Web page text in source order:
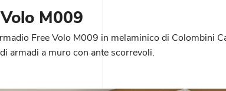
M009
Free Volo M009 in melaminico di Colombini
armadi a muro con ante scorrevoli.